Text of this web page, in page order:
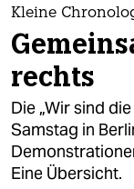
themen
politik
öko
gesellschaft
kultur
Kleine
rechts
Die „Wir sind
Samstag in
Eine Übersicht.